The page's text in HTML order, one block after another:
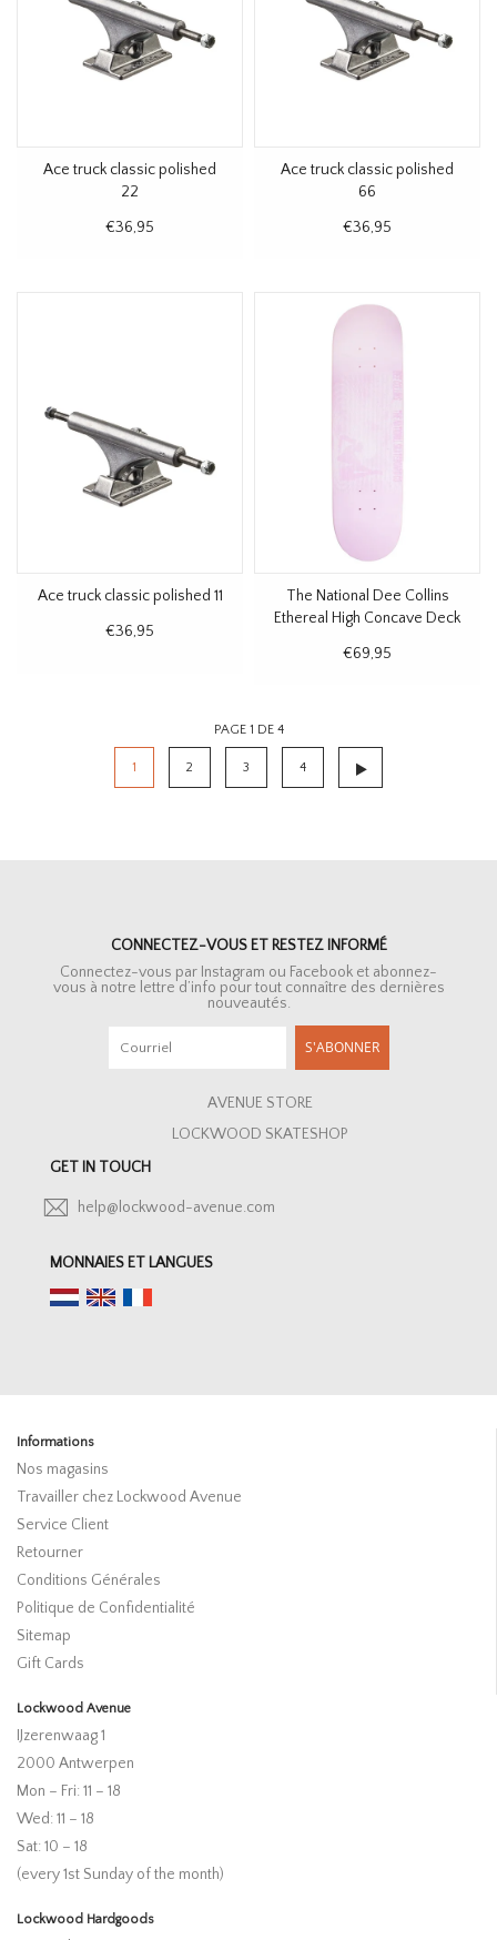
Ace truck classic polished
22
€36,95
Ace truck classic polished
66
€36,95
Ace truck classic polished 11
€36,95
The National Dee Collins
Ethereal High Concave Deck
€69,95
PAGE 1 DE 4
1 2 3 4
CONNECTEZ-VOUS ET RESTEZ INFORMÉ
Connectez-vous par Instagram ou Facebook et abonnez-
vous à notre lettre d’info pour tout connaître des dernières
nouveautés.
S'ABONNER
AVENUE STORE
LOCKWOOD SKATESHOP
GET IN TOUCH
help@lockwood-avenue.com
MONNAIES ET LANGUES
Informations
Nos magasins
Travailler chez Lockwood Avenue
Service Client
Retourner
Conditions Générales
Politique de Confidentialité
Sitemap
Gift Cards
Lockwood Avenue
IJzerenwaag 1
2000 Antwerpen
Mon – Fri: 11 – 18
Wed: 11 – 18
Sat: 10 – 18
(every 1st Sunday of the month)
Lockwood Hardgoods